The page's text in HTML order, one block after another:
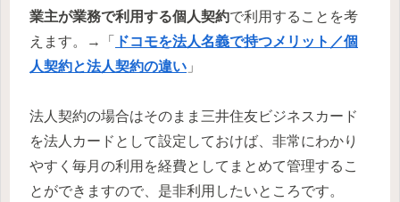
業主が業務で利用する個人契約で利用することを考
えます。→「
ドコモを法人名義で持つメリット／個
人契約と法人契約の違い 」
法人契約の場合はそのまま三井住友ビジネスカード
を法人カードとして設定しておけば、非常にわかり
やすく毎月の利用を経費としてまとめて管理するこ
とができますので、是非利用したいところです。